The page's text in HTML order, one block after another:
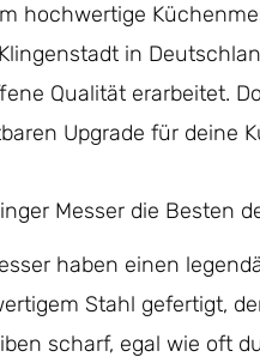
hochwertige
in
Qualität erarbeitet.
Upgrade für deine
Messer die Besten
haben einen
Stahl gefertigt,
scharf, egal wie oft